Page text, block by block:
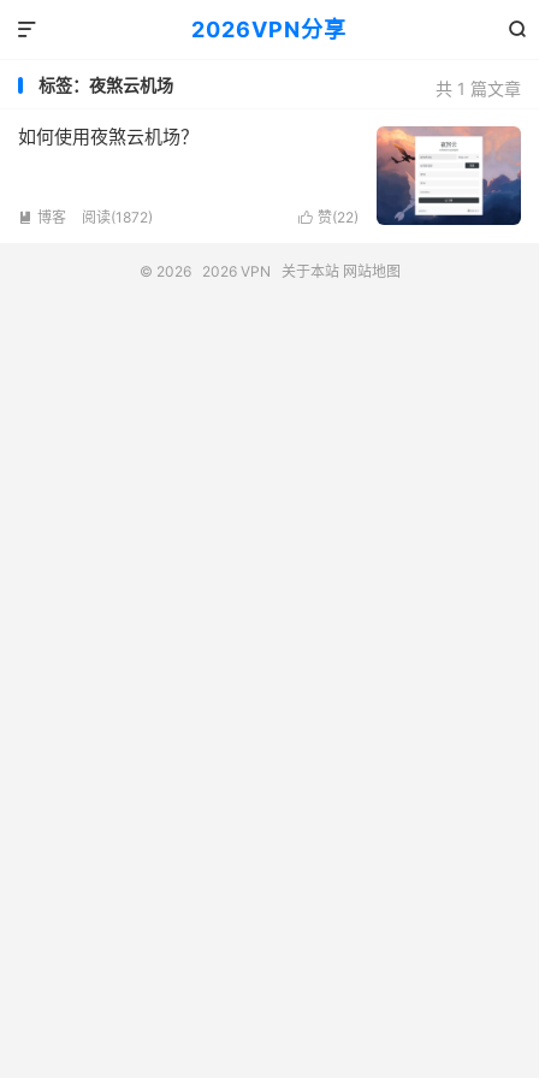
2026VPN分享 

共 1 篇文章
标签：夜煞云机场
如何使用夜煞云机场？
 赞(22)
 博客 阅读(1872)
© 2026 2026 VPN 关于本站 网站地图